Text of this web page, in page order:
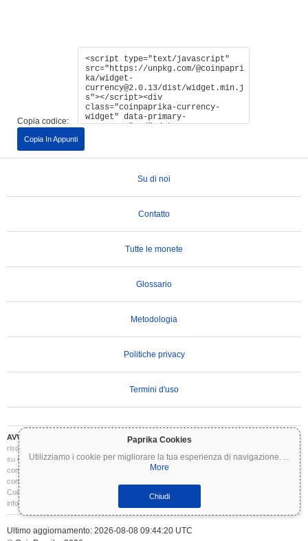
Paprika Cookies
Utilizziamo i cookie per migliorare la tua esperienza di navigazione. ...
More
Chiudi
Copia codice:
Copia In Appunti
Su di noi
Contatto
Tutte le monete
Glossario
Metodologia
Politiche privacy
Termini d'uso
AVVERTENZA IMPORTANTE:
Le criptovalute sono altamente volatili e comportano
rischi significativi. Potresti perdere parte o tutto il tuo investimento. Tutte le informazioni
su Coinpaprika sono fornite esclusivamente a scopo informativo e non costituiscono
consulenza finanziaria o di investimento. Conduci sempre le tue ricerche (DYOR) e
consulta un consulente finanziario qualificato prima di prendere decisioni di investimento.
Coinpaprika non è responsabile per eventuali perdite derivanti dall'uso di queste
informazioni.
Ultimo aggiornamento: 2026-08-08 09:44:20 UTC